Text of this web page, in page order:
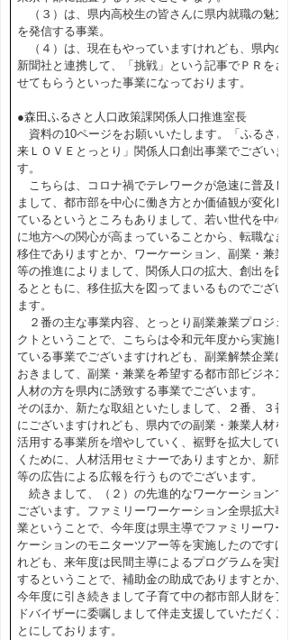
（３）は、県内高校生の皆さんに県内就職の魅力
を発信する事業。
（４）は、現在もやっていますけれども、県内の
新聞社と連携して、「挑戦」という記事でＰＲをさ
せてもらうといった事業になっております。
●森田ふるさと人口政策課関係人口推進室長
資料の10ページをお願いいたします。「ふるさと
来ＬＯＶＥとっとり」関係人口創出事業でございま
す。
こちらは、コロナ禍でテレワークが急速に普及し
まして、都市部を中心に働き方とか価値観が変化し
ているというところもありまして、若い世代を中心
に地方への関心が高まっていることから、転職なき
移住でありますとか、ワーケーション、副業・兼業
等の推進によりまして、関係人口の拡大、創出を図
るとともに、移住拡大を図ってまいるものでござい
ます。
２番の主な事業内容、とっとり副業兼業プロジェ
クトということで、こちらは令和元年度から実施し
ている事業でございますけれども、副業解禁企業に
おきまして、副業・兼業を希望する都市部ビジネス
人材の方を県内に誘致する事業でございます。
そのほか、新たな取組といたしまして、２番、３番
にございますけれども、県内での副業・兼業人材を
活用する事業所を増やしていく、裾野を拡大してい
くために、人材活用セミナーでありますとか、新聞
等の広告による広報を行うものでございます。
続きまして、（２）の先進的なワーケーションで
ございます。ファミリーワーケーション全県拡大事
業ということで、今年度は県主導でファミリーワー
ケーションのモニターツアー等を実施したのですけ
れども、来年度は民間主導によるプログラムを実施
するということで、補助金の助成でありますとか、
今年度に引き続きまして子育て中の都市部人財をア
ドバイザーに委嘱しまして伴走支援していただくこ
とにしております。